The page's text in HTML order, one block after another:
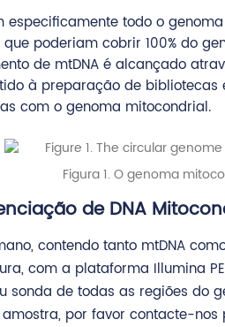
todo o
poderiam cobrir 100% do
de mtDNA é alcançado
à preparação de
com o genoma mitocondrial.
Figura 1. O genoma
de DNA
contendo tanto mtDNA
com a plataforma Illumina
sonda de todas as regiões do
por favor contacte-